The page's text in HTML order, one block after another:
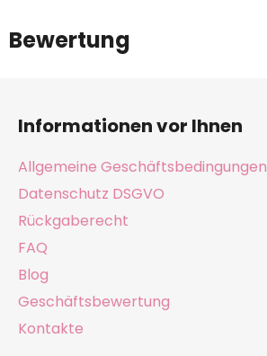
Bewertung
Informationen vor Ihnen
Allgemeine Geschäftsbedingungen
Datenschutz DSGVO
Rückgaberecht
FAQ
Blog
Geschäftsbewertung
Kontakte